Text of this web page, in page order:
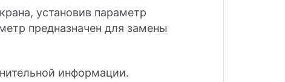
установив параметр
предназначен для замены
информации.